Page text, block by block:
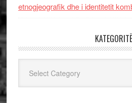
etnogjeografik dhe i identitetit
KATEGORITË